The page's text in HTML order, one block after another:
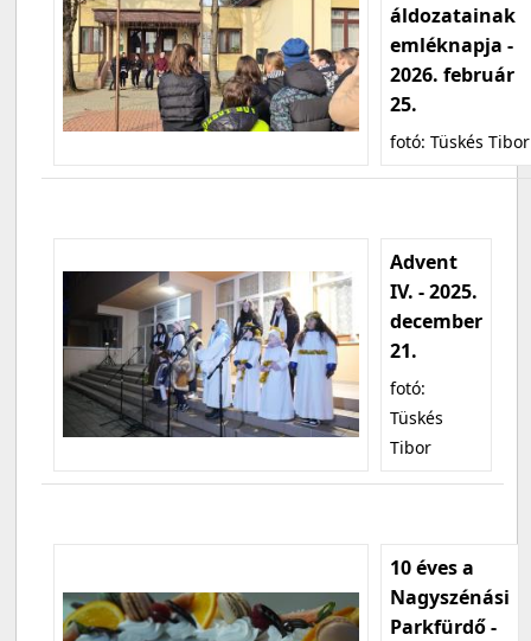
áldozatainak
emléknapja -
2026. február
25.
fotó: Tüskés Tibor
Advent
IV. - 2025.
december
21.
fotó:
Tüskés
Tibor
10 éves a
Nagyszénási
Parkfürdő -